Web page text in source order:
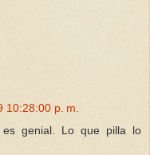
10:28:00 p. m.
genial. Lo que pilla lo